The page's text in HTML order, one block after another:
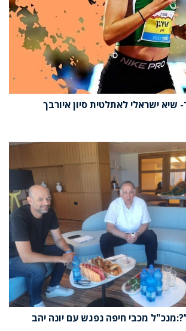
שיא ישראלי לאתלטית סיון איורבך
מכבי חיפה נפגש עם יונה יהב